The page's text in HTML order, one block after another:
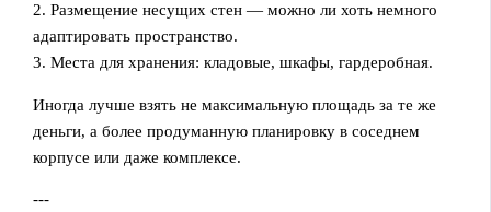
2. Размещение несущих стен — можно ли хоть немного
адаптировать пространство.
3. Места для хранения: кладовые, шкафы, гардеробная.
Иногда лучше взять не максимальную площадь за те же
деньги, а более продуманную планировку в соседнем
корпусе или даже комплексе.
---